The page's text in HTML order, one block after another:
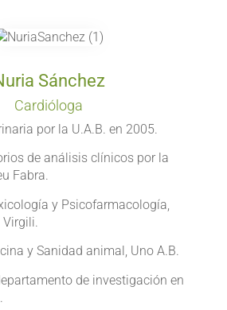
Sánchez
Cardióloga
por la U.A.B. en 2005.
de análisis clínicos por la
Fabra.
y Psicofarmacología,
y Sanidad animal, Uno A.B.
de investigación en